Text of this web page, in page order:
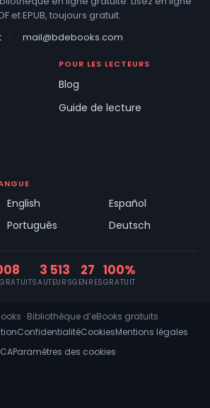
et EPUB, toujours gratuit.
· mail@bdebooks.com
POUR LES LECTEURS
Blog
Guide de lecture
English
Español
Português Deutsch
3 513
AUTEURS
27
GENRES
100%
GRATUIT
· Bibliothèque d’eBooks gratuits
ConfidentialitéCookiesMentions légales
Paramètres des cookies